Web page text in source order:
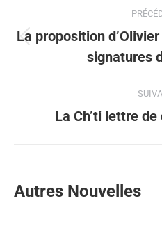
La proposition
signatures
La Ch’ti lettre
Autres Nouvelles